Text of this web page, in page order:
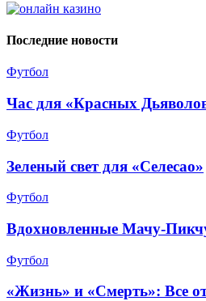
Последние новости
Футбол
Час для «Красных
Футбол
Зеленый свет для «Селесао»
Футбол
Вдохновленные Мачу-
Футбол
«Жизнь» и «Смерть»: Все